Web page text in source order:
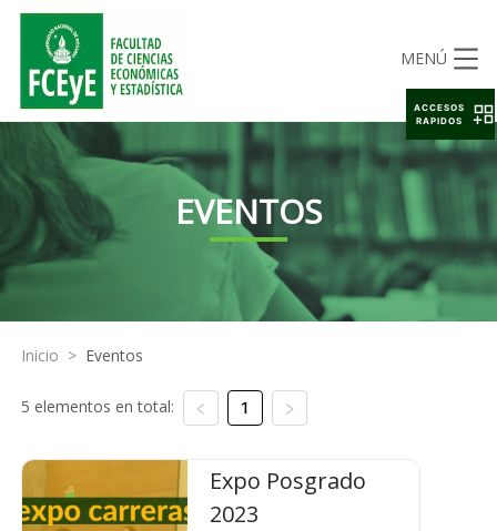
MENÚ
EVENTOS
Inicio > Eventos
5 elementos en total: 1
Expo Posgrado
2023
ACCESOS
RAPIDOS